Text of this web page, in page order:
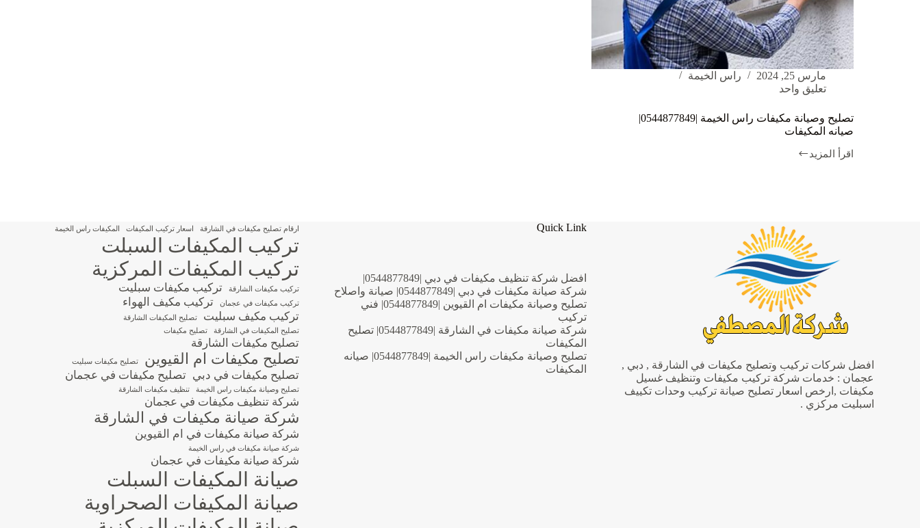
مارس 25, 2024
راس الخيمة
تعليق واحد
تصليح وصيانة مكيفات راس الخيمة |0544877849|
صيانه المكيفات
اقرأ المزيد
تصليح
افضل شركات تركيب وتصليح مكيفات في الشارقة , دبي ,
عجمان : خدمات شركة تركيب مكيفات وتنظيف غسيل
مكيفات ,ارخص اسعار تصليح صيانة تركيب وحدات تكييف
اسبليت مركزي .
Quick Link
افضل شركة تنظيف مكيفات في دبي |0544877849|
شركة صيانة مكيفات في دبي |0544877849| صيانة واصلاح
تصليح وصيانة مكيفات ام القيوين |0544877849| فني
تركيب
شركة صيانة مكيفات في الشارقة |0544877849| تصليح
المكيفات
تصليح وصيانة مكيفات راس الخيمة |0544877849| صيانه
المكيفات
ارقام تصليح مكيفات في الشارقة اسعار تركيب المكيفات المكيفات راس الخيمة
تركيب المكيفات السبلت
تركيب المكيفات المركزية
تركيب مكيفات الشارقة تركيب مكيفات سبليت
تركيب مكيفات في عجمان
تركيب مكيف الهواء
تركيب مكيف سبليت
تصليح المكيفات الشارقة
تصليح المكيفات في الشارقة
تصليح مكيفات
تصليح مكيفات الشارقة
تصليح مكيفات ام القيوين تصليح مكيفات سبليت
تصليح مكيفات في دبي تصليح مكيفات في عجمان
تصليح وصيانة مكيفات راس الخيمة تنظيف مكيفات الشارقة
شركة تنظيف مكيفات في عجمان
شركة صيانة مكيفات في الشارقة
شركة صيانة مكيفات في ام القيوين
شركة صيانة مكيفات في راس الخيمة
شركة صيانة مكيفات في عجمان
صيانة المكيفات السبلت
صيانة المكيفات الصحراوية